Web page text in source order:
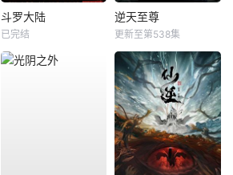
斗罗大陆
已完结
逆天至尊
更新至第538集